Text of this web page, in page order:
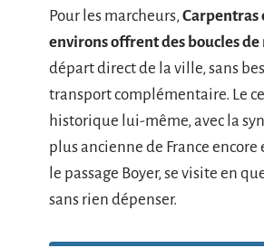
Pour les marcheurs,Carpentras
environs offrent des boucles
départ direct de la ville, sans
transport complémentaire. Le
historique lui-même, avec la
plus ancienne de France
le passage Boyer, se visite en
sans rien dépenser.